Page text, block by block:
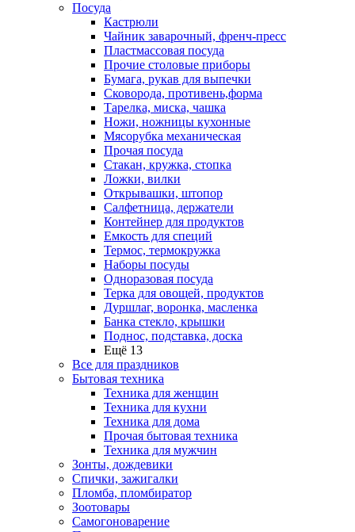
Посуда
Кастрюли
Чайник заварочный, френч-пресс
Пластмассовая посуда
Прочие столовые приборы
Бумага, рукав для выпечки
Сковорода, противень,форма
Тарелка, миска, чашка
Ножи, ножницы кухонные
Мясорубка механическая
Прочая посуда
Стакан, кружка, стопка
Ложки, вилки
Открывашки, штопор
Салфетница, держатели
Контейнер для продуктов
Емкость для специй
Термос, термокружка
Наборы посуды
Одноразовая посуда
Терка для овощей, продуктов
Дуршлаг, воронка, масленка
Банка стекло, крышки
Поднос, подставка, доска
Ещё 13
Все для праздников
Бытовая техника
Техника для женщин
Техника для кухни
Техника для дома
Прочая бытовая техника
Техника для мужчин
Зонты, дождевики
Спички, зажигалки
Пломба, пломбиратор
Зоотовары
Самогоноварение